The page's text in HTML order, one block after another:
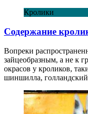
Кролики
Содержание
Вопреки
зайцеобразным, а не к
окрасов у кроликов,
шиншилла,